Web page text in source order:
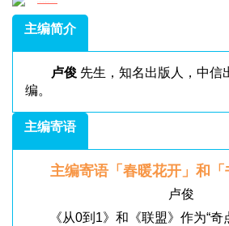
主编简介
卢俊 先生，知名出版人，中信
编。
主编寄语
主编寄语 「 春暖花开 」 和「
卢俊
《从0到1》和《联盟》作为“奇